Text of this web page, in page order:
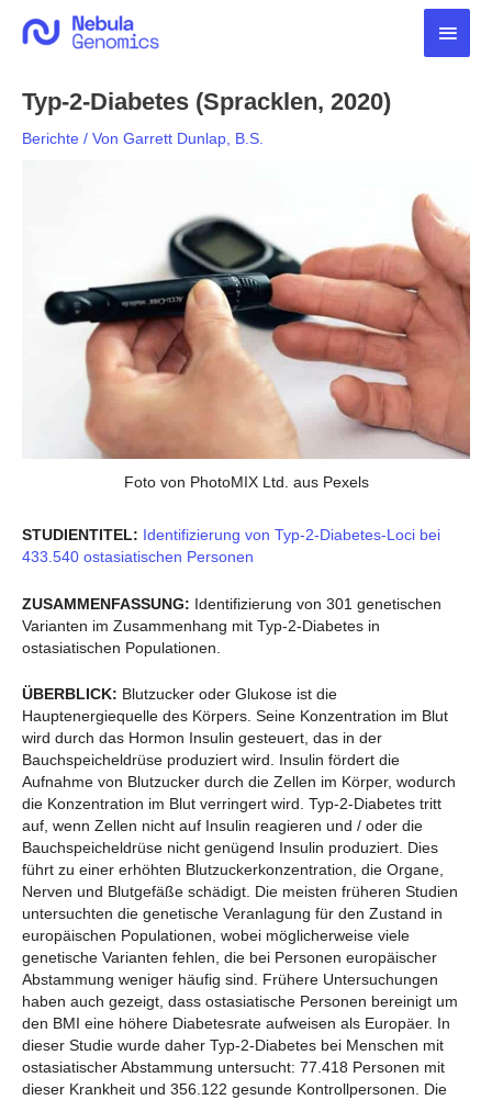
Inhalt
Typ-2-Diabetes (Spracklen, 2020)
Berichte / Von Garrett Dunlap, B.S.
Foto von PhotoMIX Ltd. aus Pexels
STUDIENTITEL: Identifizierung von Typ-2-Diabetes-Loci bei
433.540 ostasiatischen Personen
ZUSAMMENFASSUNG: Identifizierung von 301 genetischen
Varianten im Zusammenhang mit Typ-2-Diabetes in
ostasiatischen Populationen.
ÜBERBLICK: Blutzucker oder Glukose ist die
Hauptenergiequelle des Körpers. Seine Konzentration im Blut
wird durch das Hormon Insulin gesteuert, das in der
Bauchspeicheldrüse produziert wird. Insulin fördert die
Aufnahme von Blutzucker durch die Zellen im Körper, wodurch
die Konzentration im Blut verringert wird. Typ-2-Diabetes tritt
auf, wenn Zellen nicht auf Insulin reagieren und / oder die
Bauchspeicheldrüse nicht genügend Insulin produziert. Dies
führt zu einer erhöhten Blutzuckerkonzentration, die Organe,
Nerven und Blutgefäße schädigt. Die meisten früheren Studien
untersuchten die genetische Veranlagung für den Zustand in
europäischen Populationen, wobei möglicherweise viele
genetische Varianten fehlen, die bei Personen europäischer
Abstammung weniger häufig sind. Frühere Untersuchungen
haben auch gezeigt, dass ostasiatische Personen bereinigt um
den BMI eine höhere Diabetesrate aufweisen als Europäer. In
dieser Studie wurde daher Typ-2-Diabetes bei Menschen mit
ostasiatischer Abstammung untersucht: 77.418 Personen mit
dieser Krankheit und 356.122 gesunde Kontrollpersonen. Die